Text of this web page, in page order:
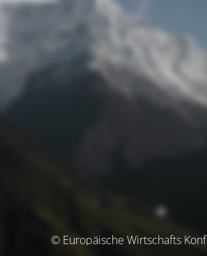
© Europäische Wirtschafts